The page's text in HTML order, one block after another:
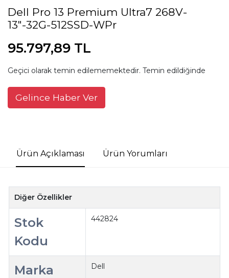
Dell Pro 13 Premium Ultra7 268V-
13"-32G-512SSD-WPr
95.797,89 TL
Geçici olarak temin edilememektedir. Temin edildiğinde
Gelince Haber Ver
Ürün Açıklaması Ürün Yorumları
Diğer Özellikler
Stok
Kodu
442824
Marka Dell